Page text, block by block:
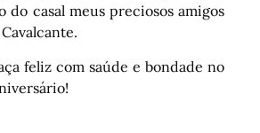
do casal meus preciosos amigos
feliz com saúde e bondade no